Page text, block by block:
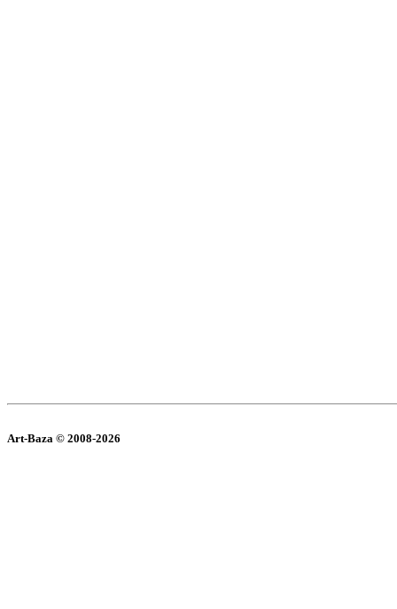
Art-Baza © 2008-2026